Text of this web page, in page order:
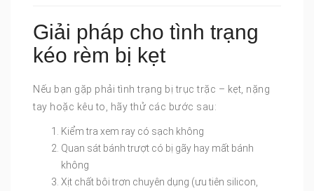
Giải pháp cho tình trạng
kéo rèm bị kẹt
Nếu bạn gặp phải tình trạng bị trục trặc – kẹt, nặng
tay hoặc kêu to, hãy thử các bước sau:
Kiểm tra xem ray có sạch không
Quan sát bánh trượt có bị gãy hay mất bánh
không
Xịt chất bôi trơn chuyên dụng (ưu tiên silicon,